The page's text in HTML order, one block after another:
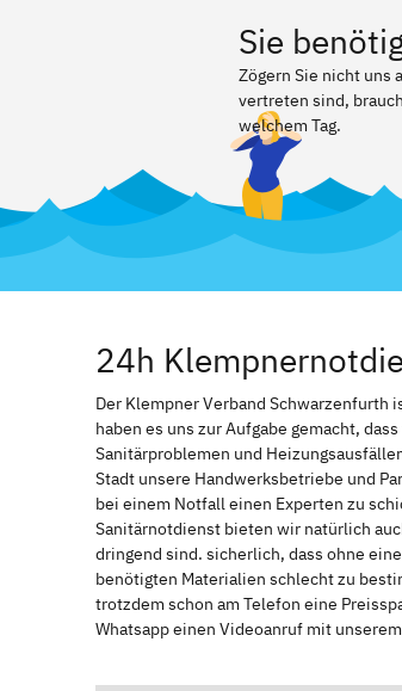
Sie
Zögern Sie nicht uns
vertreten sind,
welchem Tag.
24h
Der Klempner Verband Schwarzenfurth
haben es uns zur Aufgabe gemacht,
Sanitärproblemen und
Stadt unsere Handwerksbetriebe und
bei einem Notfall einen Experten zu
Sanitärnotdienst bieten wir natürlich
dringend sind. sicherlich, dass ohne
benötigten Materialien schlecht zu
trotzdem schon am Telefon eine
Whatsapp einen Videoanruf mit